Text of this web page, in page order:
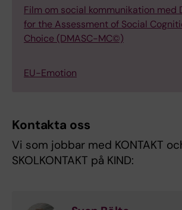
Film om social kommunikation med
for the Assessment of Social
Choice (DMASC-MC©)
EU-Emotion
Kontakta oss
Vi som jobbar med KONTAKT
SKOLKONTAKT på KIND: